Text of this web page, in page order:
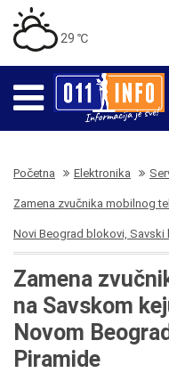
29 ℃
Početna Elektronika
Zamena zvučnika mobilnog
Novi Beograd blokovi, Savski
Zamena
na Savskom
Novom
Piramide